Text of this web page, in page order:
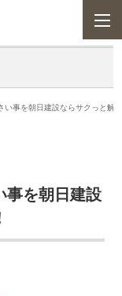
事を朝日建設ならサクっと解
を朝日建設